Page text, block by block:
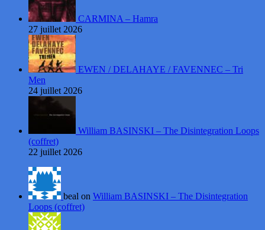
CARMINA – Hamra
27 juillet 2026
EWEN / DELAHAYE / FAVENNEC – Tri
Men
24 juillet 2026
William BASINSKI – The Disintegration Loops
(coffret)
22 juillet 2026
beal on William BASINSKI – The Disintegration
Loops (coffret)